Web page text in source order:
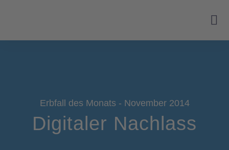
Erbfall des Monats - November 2014
Digitaler Nachlass